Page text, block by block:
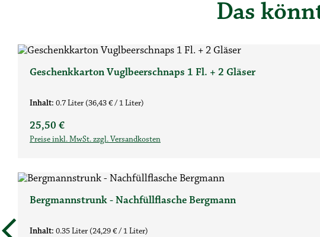
Das
Produktgalerie überspringen
Geschenkkarton Vuglbeerschnaps 1 Fl. + 2 Gläser
Inhalt: 0.7 Liter (36,43 € / 1 Liter)
Regulärer Preis:
25,50 €
Preise inkl. MwSt. zzgl. Versandkosten
Bergmannstrunk - Nachfüllflasche Bergmann
Inhalt: 0.35 Liter (24,29 € / 1 Liter)